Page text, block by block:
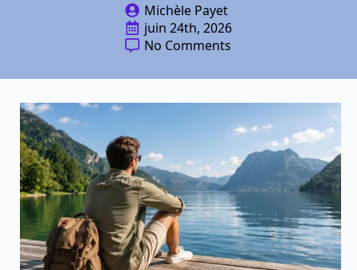
Michèle Payet
juin 24th, 2026
No Comments